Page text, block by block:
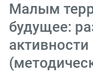
Малым
будущее: